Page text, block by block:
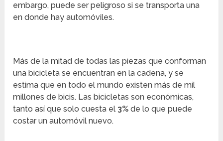
embargo, puede ser peligroso si se transporta una
en donde hay automóviles.
Más de la mitad de todas las piezas que conforman
una bicicleta se encuentran en la cadena, y se
estima que en todo el mundo existen más de mil
millones de bicis. Las bicicletas son económicas,
tanto así que solo cuesta el 3% de lo que puede
costar un automóvil nuevo.